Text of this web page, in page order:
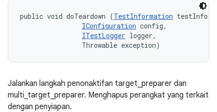
public void doTeardown (TestInformation testInfo,
IConfiguration config,
ITestLogger logger,
                Throwable exception)
Jalankan langkah penonaktifan target_preparer dan
multi_target_preparer. Menghapus perangkat yang terkait
dengan penyiapan.